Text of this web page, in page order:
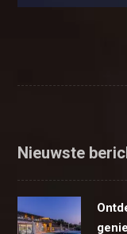
Nieuwste